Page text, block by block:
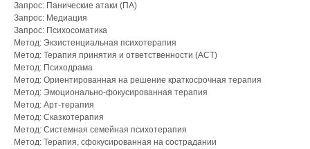
Запрос: Панические атаки (ПА)
Запрос: Медиация
Запрос: Психосоматика
Метод: Экзистенциальная психотерапия
Метод: Терапия принятия и ответственности (ACT)
Метод: Психодрама
Метод: Ориентированная на решение краткосрочная терапия
Метод: Эмоционально-фокусированная терапия
Метод: Арт-терапия
Метод: Сказкотерапия
Метод: Системная семейная психотерапия
Метод: Терапия, сфокусированная на сострадании